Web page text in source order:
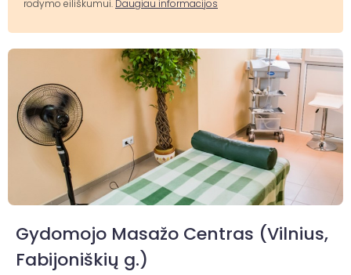
rodymo eiliškumui. Daugiau informacijos
Gydomojo Masažo Centras (Vilnius,
Fabijoniškių g.)